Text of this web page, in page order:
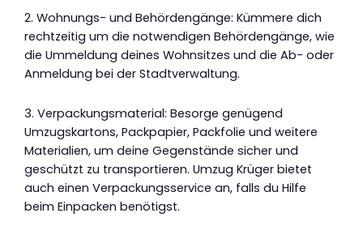
2. Wohnungs- und Behördengänge: Kümmere dich
rechtzeitig um die notwendigen Behördengänge, wie
die Ummeldung deines Wohnsitzes und die Ab- oder
Anmeldung bei der Stadtverwaltung.
3. Verpackungsmaterial: Besorge genügend
Umzugskartons, Packpapier, Packfolie und weitere
Materialien, um deine Gegenstände sicher und
geschützt zu transportieren. Umzug Krüger bietet
auch einen Verpackungsservice an, falls du Hilfe
beim Einpacken benötigst.